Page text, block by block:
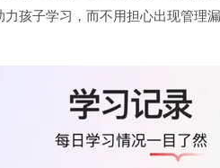
孩子学习，而不用担心出现管理